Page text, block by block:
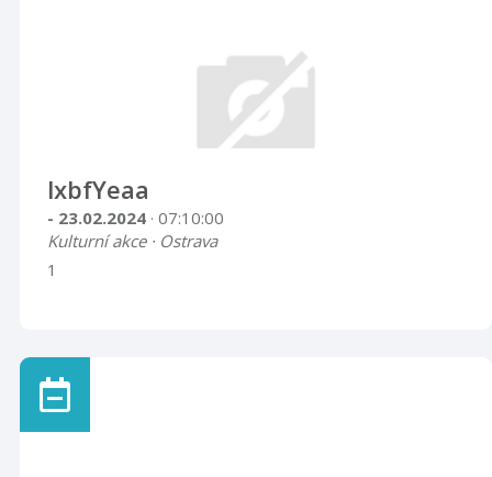
lxbfYeaa
- 23.02.2024 · 07:10:00
Kulturní akce · Ostrava
1